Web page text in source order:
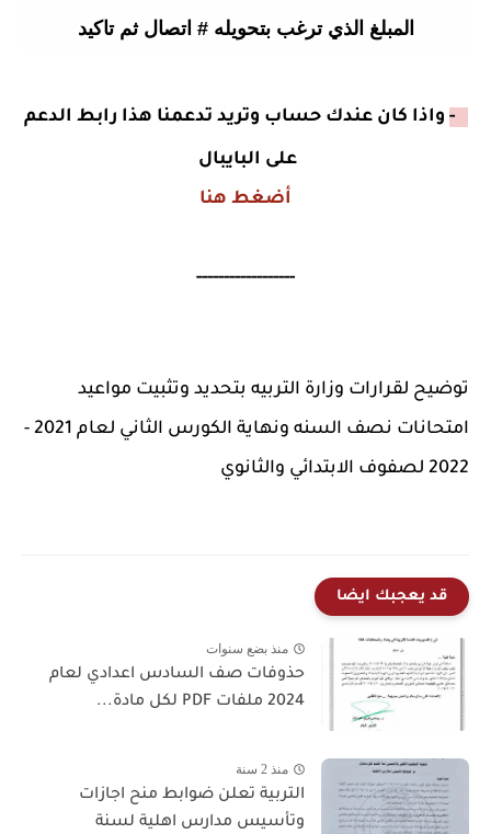
المبلغ الذي ترغب بتحويله # اتصال ثم تاكيد
واذا كان عندك حساب وتريد تدعمنا هذا رابط الدعم
على البايبال
أضغط هنا
------------------
توضيح لقرارات وزارة التربيه بتحديد وتثبيت مواعيد
امتحانات نصف السنه ونهاية الكورس الثاني لعام 2021 -
2022 لصفوف الابتدائي والثانوي
قد يعجبك ايضا
منذ بضع سنوات
حذوفات صف السادس اعدادي لعام
2024 ملفات PDF لكل مادة...
منذ 2 سنة
التربية تعلن ضوابط منح اجازات
وتأسيس مدارس اهلية لسنة